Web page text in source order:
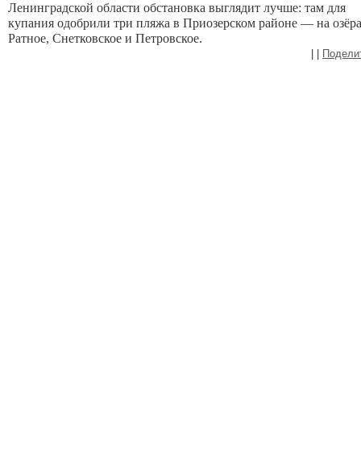
Ленинградской области обстановка выглядит лучше: там для
купания одобрили три пляжа в Приозерском районе — на
Ратное, Снетковское и Петровское.